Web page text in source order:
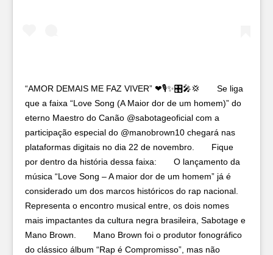
“AMOR DEMAIS ME FAZ VIVER” ❤🎙✨🎛🎤💢⠀ ⠀ Se liga
que a faixa “Love Song (A Maior dor de um homem)” do
eterno Maestro do Canão @sabotageoficial com a
participação especial do @manobrown10 chegará nas
plataformas digitais no dia 22 de novembro.⠀ ⠀ Fique
por dentro da história dessa faixa:⠀ ⠀ O lançamento da
música “Love Song – A maior dor de um homem” já é
considerado um dos marcos históricos do rap nacional.
Representa o encontro musical entre, os dois nomes
mais impactantes da cultura negra brasileira, Sabotage e
Mano Brown.⠀ ⠀ Mano Brown foi o produtor fonográfico
do clássico álbum “Rap é Compromisso”, mas não